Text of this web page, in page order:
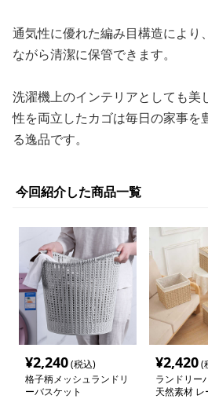
通気性に優れた編み目構造により
ながら清潔に保管できます。
洗濯機上のインテリアとしても美
性を両立したカゴは毎日の家事を
る逸品です。
今回紹介した商品一覧
¥2,240(税込)
格子柄メッシュランドリ
ーバスケット
¥2,420(
ランドリー
天然素材